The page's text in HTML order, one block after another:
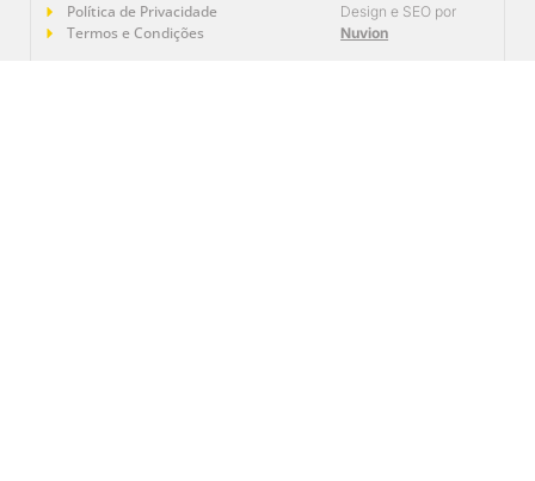
Política de Privacidade
Termos e Condições
Design e SEO por
Nuvion